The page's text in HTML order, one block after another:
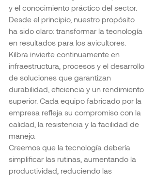
y el conocimiento práctico del sector.
Desde el principio, nuestro propósito
ha sido claro: transformar la tecnología
en resultados para los avicultores.
Kilbra invierte continuamente en
infraestructura, procesos y el desarrollo
de soluciones que garantizan
durabilidad, eficiencia y un rendimiento
superior. Cada equipo fabricado por la
empresa refleja su compromiso con la
calidad, la resistencia y la facilidad de
manejo.
Creemos que la tecnología debería
simplificar las rutinas, aumentando la
productividad, reduciendo las